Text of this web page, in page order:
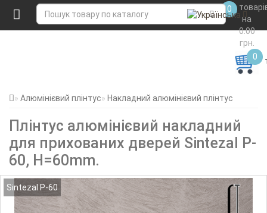
Поріжки стикувальні
Коптильне вішало
0
на
0.00
грн.
0
Алюмінієвий плінтус Накладний алюмінієвий плінтус
Плінтус алюмінієвий накладний
для прихованих дверей Sintezal P-
60, H=60mm.
Sintezal P-60